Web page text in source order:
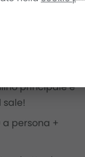
la
riflette
principale e
persona +